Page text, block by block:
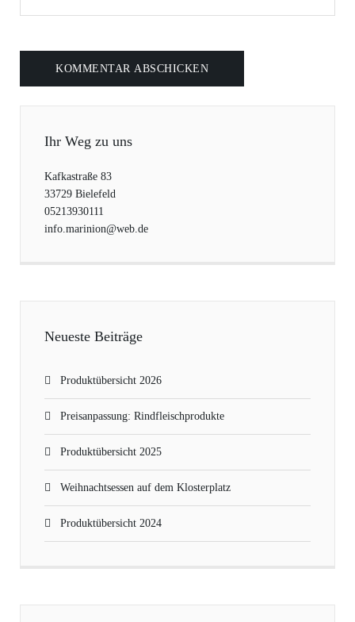
Ihr Weg zu uns
Kafkastraße 83
33729 Bielefeld
05213930111
info.marinion@web.de
Neueste Beiträge
Produktübersicht 2026
Preisanpassung: Rindfleischprodukte
Produktübersicht 2025
Weihnachtsessen auf dem Klosterplatz
Produktübersicht 2024